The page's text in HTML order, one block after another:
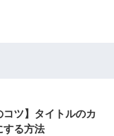
コツ】タイトルのカ
する方法